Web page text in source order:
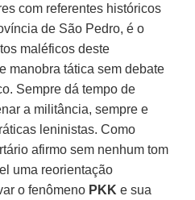
com referentes históricos
de São Pedro, é o
maléficos deste
manobra tática sem debate
Sempre dá tempo de
a militância, sempre e
leninistas. Como
afirmo sem nenhum tom
uma reorientação
o fenômeno PKK e sua